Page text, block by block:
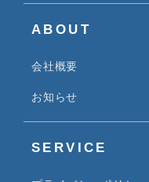
ABOUT
会社概要
お知らせ
SERVICE